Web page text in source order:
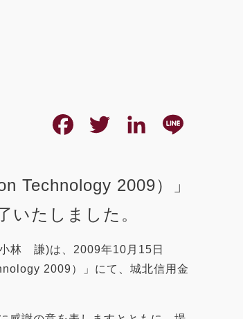
c
e
e
n
d
Technology 2009）」
いたしました。
林 謙)は、2009年10月15日
2009）」にて、城北信用金